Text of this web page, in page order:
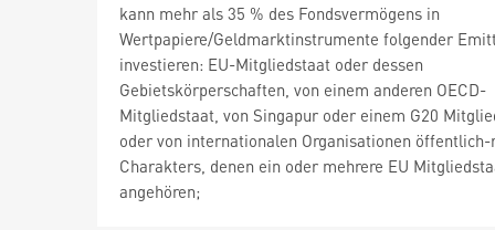
kann mehr als 35 % des Fondsvermögens in
Wertpapiere/Geldmarktinstrumente folgender
investieren: EU-Mitgliedstaat oder dessen
Gebietskörperschaften, von einem anderen OECD-
Mitgliedstaat, von Singapur oder einem G20
oder von internationalen Organisationen
Charakters, denen ein oder mehrere EU
angehören;